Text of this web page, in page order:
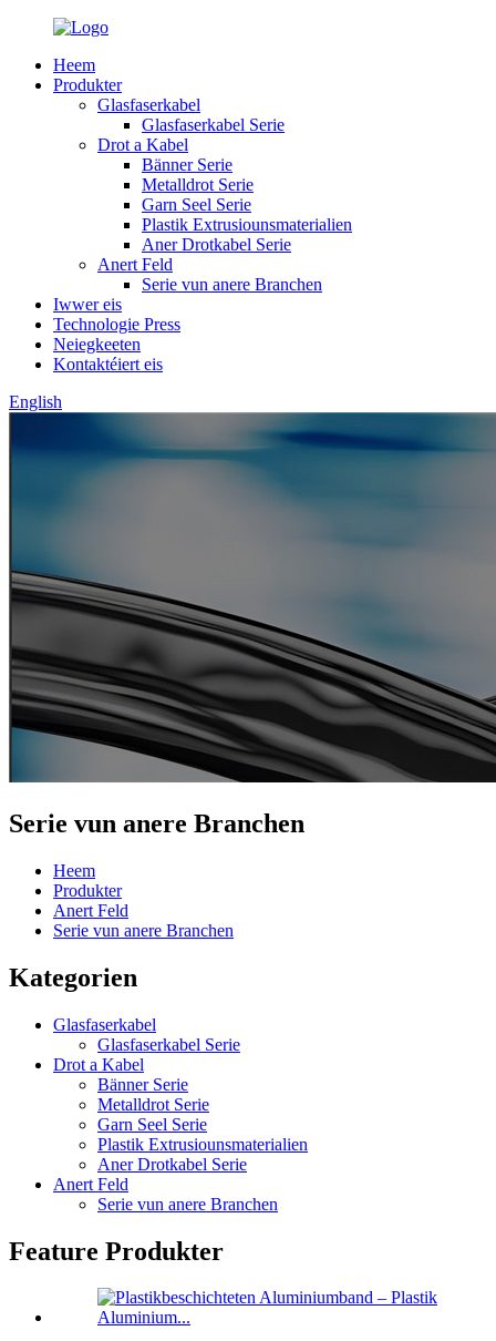
Heem
Produkter
Glasfaserkabel
Glasfaserkabel Serie
Drot a Kabel
Bänner Serie
Metalldrot Serie
Garn Seel Serie
Plastik Extrusiounsmaterialien
Aner Drotkabel Serie
Anert Feld
Serie vun anere Branchen
Iwwer eis
Technologie Press
Neiegkeeten
Kontaktéiert eis
English
Serie vun anere Branchen
Heem
Produkter
Anert Feld
Serie vun anere Branchen
Kategorien
Glasfaserkabel
Glasfaserkabel Serie
Drot a Kabel
Bänner Serie
Metalldrot Serie
Garn Seel Serie
Plastik Extrusiounsmaterialien
Aner Drotkabel Serie
Anert Feld
Serie vun anere Branchen
Feature Produkter